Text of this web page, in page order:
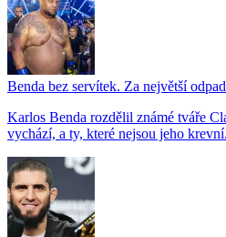
Benda bez servítek. Za největší
Karlos Benda rozdělil známé tváře
vychází, a ty, které nejsou jeho